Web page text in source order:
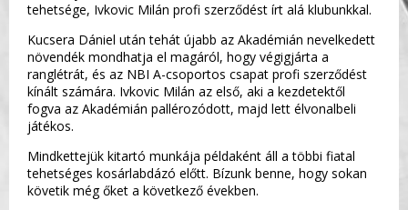
tehetsége, Ivkovic Milán profi szerződést írt alá klubunkkal.
Kucsera Dániel után tehát újabb az Akadémián nevelkedett
növendék mondhatja el magáról, hogy végigjárta a
ranglétrát, és az NBI A-csoportos csapat profi szerződést
kínált számára. Ivkovic Milán az első, aki a kezdetektől
fogva az Akadémián pallérozódott, majd lett élvonalbeli
játékos.
Mindkettejük kitartó munkája példaként áll a többi fiatal
tehetséges kosárlabdázó előtt. Bízunk benne, hogy sokan
követik még őket a következő években.